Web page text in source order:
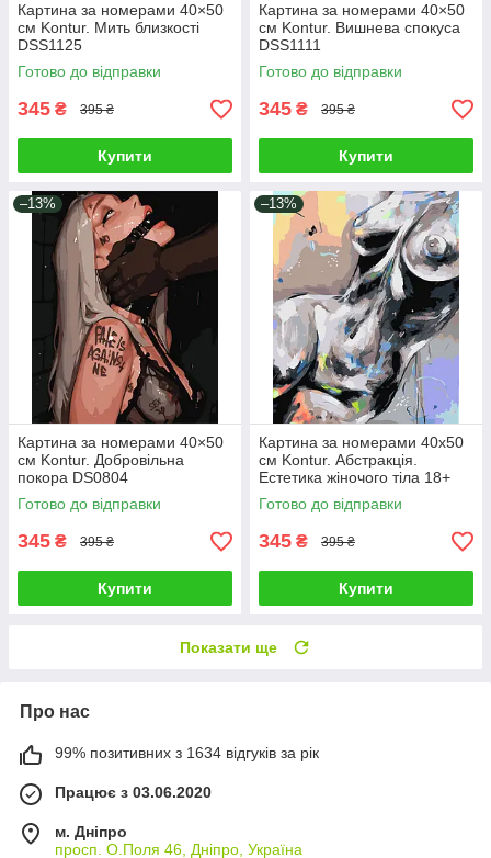
Картина за номерами 40×50
см Kontur. Мить близкості
DSS1125
Готово до відправки
345 ₴ 395 ₴
Купити
Картина за номерами 40×50
см Kontur. Вишнева спокуса
DSS1111
Готово до відправки
345 ₴ 395 ₴
Купити
–13%
Картина за номерами 40×50
см Kontur. Добровільна
покора DS0804
Готово до відправки
345 ₴ 395 ₴
Купити
–13%
Картина за номерами 40х50
см Kontur. Абстракція.
Естетика жіночого тіла 18+
DS0680
Готово до відправки
345 ₴ 395 ₴
Купити
Показати ще
Про нас
99% позитивних з 1634 відгуків за рік
Працює з 03.06.2020
м. Дніпро
просп. О.Поля 46, Дніпро, Україна